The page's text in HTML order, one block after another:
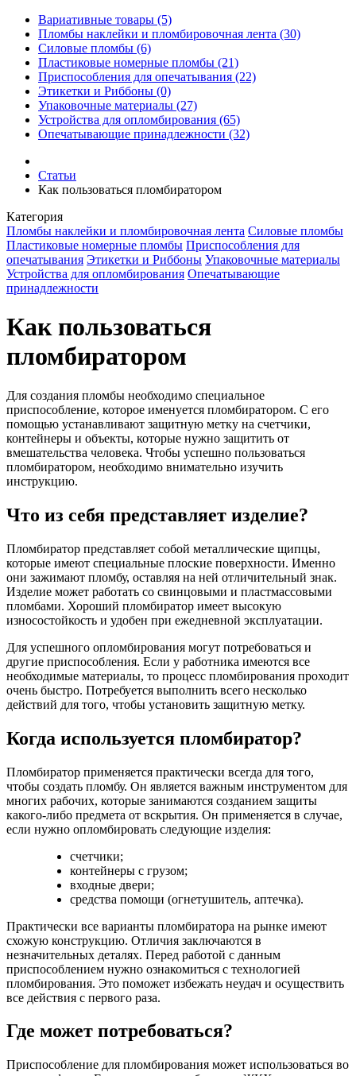
Вариативные товары (5)
Пломбы наклейки и пломбировочная лента (30)
Силовые пломбы (6)
Пластиковые номерные пломбы (21)
Приспособления для опечатывания (22)
Этикетки и Риббоны (0)
Упаковочные материалы (27)
Устройства для опломбирования (65)
Опечатывающие принадлежности (32)
Статьи
Как пользоваться пломбиратором
Категория
Пломбы наклейки и пломбировочная лента Силовые пломбы
Пластиковые номерные пломбы Приспособления для
опечатывания Этикетки и Риббоны Упаковочные материалы
Устройства для опломбирования Опечатывающие
принадлежности
Как пользоваться
пломбиратором
Для создания пломбы необходимо специальное
приспособление, которое именуется пломбиратором. С его
помощью устанавливают защитную метку на счетчики,
контейнеры и объекты, которые нужно защитить от
вмешательства человека. Чтобы успешно пользоваться
пломбиратором, необходимо внимательно изучить
инструкцию.
Что из себя представляет изделие?
Пломбиратор представляет собой металлические щипцы,
которые имеют специальные плоские поверхности. Именно
они зажимают пломбу, оставляя на ней отличительный знак.
Изделие может работать со свинцовыми и пластмассовыми
пломбами. Хороший пломбиратор имеет высокую
износостойкость и удобен при ежедневной эксплуатации.
Для успешного опломбирования могут потребоваться и
другие приспособления. Если у работника имеются все
необходимые материалы, то процесс пломбирования проходит
очень быстро. Потребуется выполнить всего несколько
действий для того, чтобы установить защитную метку.
Когда используется пломбиратор?
Пломбиратор применяется практически всегда для того,
чтобы создать пломбу. Он является важным инструментом для
многих рабочих, которые занимаются созданием защиты
какого-либо предмета от вскрытия. Он применяется в случае,
если нужно опломбировать следующие изделия:
счетчики;
контейнеры с грузом;
входные двери;
средства помощи (огнетушитель, аптечка).
Практически все варианты пломбиратора на рынке имеют
схожую конструкцию. Отличия заключаются в
незначительных деталях. Перед работой с данным
приспособлением нужно ознакомиться с технологией
пломбирования. Это поможет избежать неудач и осуществить
все действия с первого раза.
Где может потребоваться?
Приспособление для пломбирования может использоваться во